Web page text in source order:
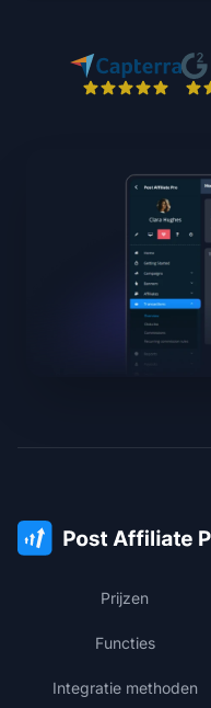
Prijzen
Functies
Integratie methoden